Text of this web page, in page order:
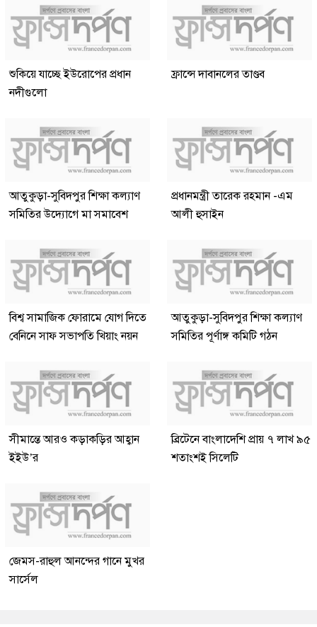
শুকিয়ে যাচ্ছে ইউরোপের প্রধান
নদীগুলো
ফ্রান্সে দাবানলের তাণ্ডব
আতুকুড়া-সুবিদপুর শিক্ষা কল্যাণ
সমিতির উদ্যোগে মা সমাবেশ
প্রধানমন্ত্রী তারেক রহমান -এম
আলী হুসাইন
বিশ্ব সামাজিক ফোরামে যোগ দিতে
বেনিনে সাফ সভাপতি খিয়াং নয়ন
আতুকুড়া-সুবিদপুর শিক্ষা কল্যাণ
সমিতির পূর্ণাঙ্গ কমিটি গঠন
সীমান্তে আরও কড়াকড়ির আহ্বান
ইইউ’র
ব্রিটেনে বাংলাদেশি প্রায় ৭ লাখ ৯৫
শতাংশই সিলেটি
জেমস-রাহুল আনন্দের গানে মুখর
সার্সেল